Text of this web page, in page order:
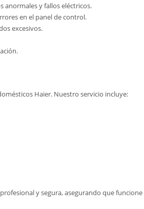
anormales y fallos eléctricos.
en el panel de control.
excesivos.
Haier. Nuestro servicio incluye:
y segura, asegurando que